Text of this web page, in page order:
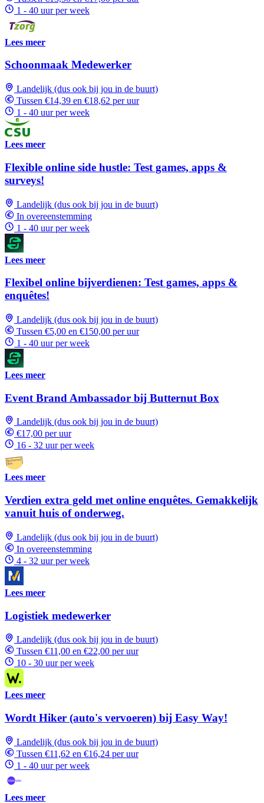
1 - 40 uur per week
Lees meer
Schoonmaak Medewerker
Landelijk (dus ook bij jou in de buurt)
Tussen €14,39 en €18,62 per uur
1 - 40 uur per week
Lees meer
Flexible online side hustle: Test games, apps &
surveys!
Landelijk (dus ook bij jou in de buurt)
In overeenstemming
1 - 40 uur per week
Lees meer
Flexibel online bijverdienen: Test games, apps &
enquêtes!
Landelijk (dus ook bij jou in de buurt)
Tussen €5,00 en €150,00 per uur
1 - 40 uur per week
Lees meer
Event Brand Ambassador bij Butternut Box
Landelijk (dus ook bij jou in de buurt)
€17,00 per uur
16 - 32 uur per week
Lees meer
Verdien extra geld met online enquêtes. Gemakkelijk
vanuit huis of onderweg.
Landelijk (dus ook bij jou in de buurt)
In overeenstemming
4 - 32 uur per week
Lees meer
Logistiek medewerker
Landelijk (dus ook bij jou in de buurt)
Tussen €11,00 en €22,00 per uur
10 - 30 uur per week
Lees meer
Wordt Hiker (auto's vervoeren) bij Easy Way!
Landelijk (dus ook bij jou in de buurt)
Tussen €11,62 en €16,24 per uur
1 - 40 uur per week
Lees meer